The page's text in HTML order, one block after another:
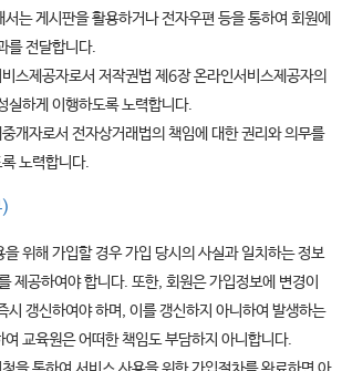
는 게시판을 활용하거나 전자우편 등을 통하여 회원에
를 전달합니다.
스제공자로서 저작권법 제6장 온라인서비스제공자의
실하게 이행하도록 노력합니다.
개자로서 전자상거래법의 책임에 대한 권리와 의무를
노력합니다.
을 위해 가입할 경우 가입 당시의 사실과 일치하는 정보
제공하여야 합니다. 또한, 회원은 가입정보에 변경이
시 갱신하여야 하며, 이를 갱신하지 아니하여 발생하는
여 교육원은 어떠한 책임도 부담하지 아니합니다.